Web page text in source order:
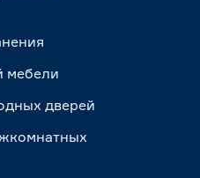
мебели
дверей